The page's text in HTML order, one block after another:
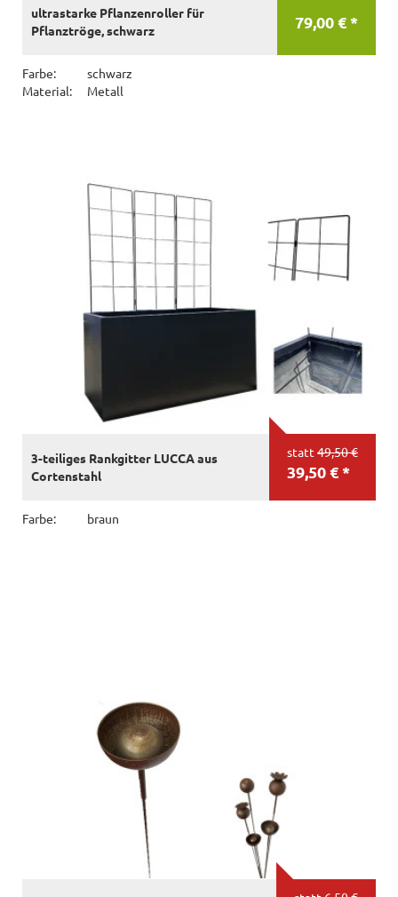
79,00 € *
ultrastarke Pflanzenroller für
Pflanztröge, schwarz
Farbe:
schwarz
Material:
Metall
statt 49,50 €
39,50 € *
3-teiliges Rankgitter LUCCA aus
Cortenstahl
Farbe: braun